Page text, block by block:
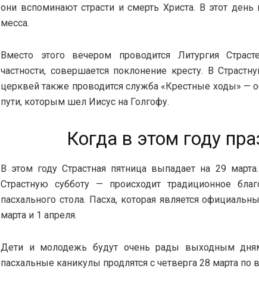
они вспоминают страсти и смерть Христа. В этот
месса.
Вместо этого вечером проводится Литургия
частности, совершается поклонение кресту. В
церквей также проводится служба «Крестные ходы» —
пути, которым шел Иисус на Голгофу.
Когда в этом году
В этом году Страстная пятница выпадает на 29
Страстную субботу — происходит традиционное
пасхального стола. Пасха, которая является
марта и 1 апреля.
Дети и молодежь будут очень рады выходным
пасхальные каникулы продлятся с четверга 28 марта по